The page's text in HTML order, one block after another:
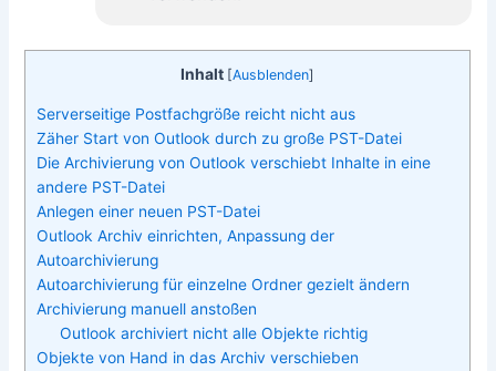
Inhalt [Ausblenden]
Serverseitige Postfachgröße reicht nicht aus
Zäher Start von Outlook durch zu große PST-Datei
Die Archivierung von Outlook verschiebt Inhalte in eine
andere PST-Datei
Anlegen einer neuen PST-Datei
Outlook Archiv einrichten, Anpassung der
Autoarchivierung
Autoarchivierung für einzelne Ordner gezielt ändern
Archivierung manuell anstoßen
Outlook archiviert nicht alle Objekte richtig
Objekte von Hand in das Archiv verschieben